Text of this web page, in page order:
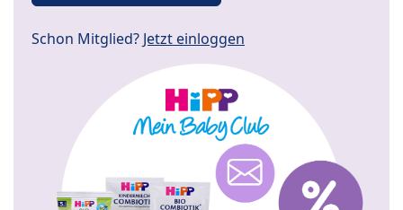
Schon Mitglied? Jetzt einloggen